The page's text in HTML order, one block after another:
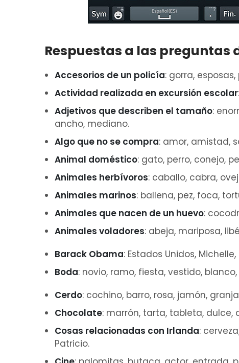
Respuestas a las preguntas
Accesorios de un policía: gorra,
Actividad realizada en excursión escolar
Adjetivos que describen el tamaño:
ancho, mediano.
Algo que no se compra: amor, amistad,
Animal doméstico: gato, perro, conejo,
Animales herbívoros: caballo, cabra,
Animales marinos: ballena, pez, foca,
Animales que nacen de un huevo:
Animales voladores: abeja, mariposa,
Barack Obama: Estados Unidos,
Boda: novio, ramo, fiesta, vestido,
Cerdo: cochino, barro, rosa, jamón,
Chocolate: marrón, tarta, tableta, dulce,
Cosas relacionadas con Irlanda:
Patricio.